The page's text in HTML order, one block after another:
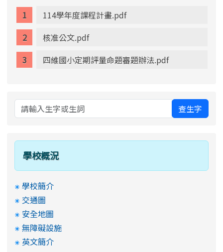
114學年度課程計畫.pdf
核准公文.pdf
四維國小定期評量命題審題辦法.pdf
查生字
學校概況
學校簡介
交通圖
安全地圖
無障礙設施
英文簡介